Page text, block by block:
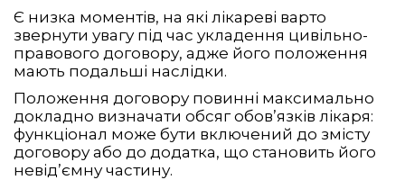
Є низка моментів, на які лікареві варто
звернути увагу під час укладення цивільно-
правового договору, адже його положення
мають подальші наслідки.
Положення договору повинні максимально
докладно визначати обсяг обов’язків лікаря:
функціонал може бути включений до змісту
договору або до додатка, що становить його
невід’ємну частину.